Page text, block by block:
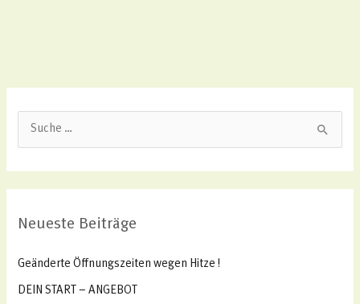
e
a
Neueste Beiträge
Geänderte Öffnungszeiten wegen Hitze !
DEIN START – ANGEBOT